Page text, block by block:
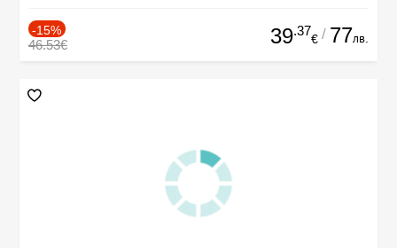
-15%
46.53€ 39.37
€ / 77лв.